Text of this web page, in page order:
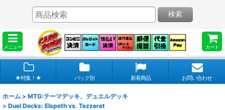
メニュー カート
検索
★特集！★ パック別 新着商品 お問い合わせ
ホーム > MTG:テーマデッキ、デュエルデッキ
> Duel Decks: Elspeth vs. Tezzeret